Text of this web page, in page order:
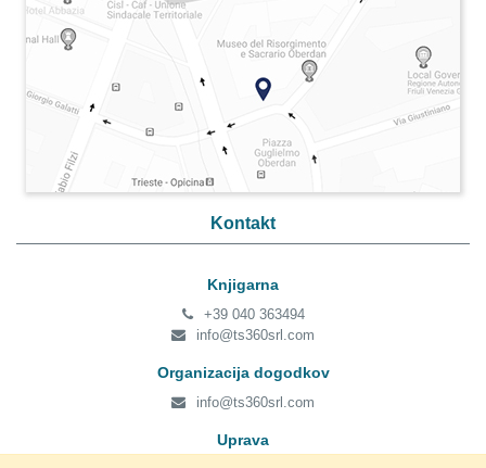
Kontakt
Knjigarna
+39 040 363494
info@ts360srl.com
Organizacija dogodkov
info@ts360srl.com
Uprava